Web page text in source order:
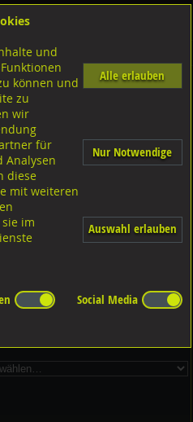
nach Grösse
PVC, DIN125A ISO7089 weich-
- Bitte wählen Sie...
und
können und
zu
wir
für
Analysen
diese
mit weiteren
im
Alle erlauben
Nur Notwendige
Auswahl erlauben
Social Media